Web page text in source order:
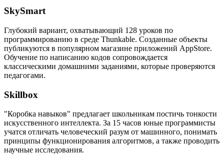
SkySmart
Глубокий вариант, охватывающий 128 уроков по
программированию в среде Thunkable. Созданные объекты
публикуются в популярном магазине приложений AppStore.
Обучение по написанию кодов сопровождается
классическими домашними заданиями, которые проверяются
педагогами.
Skillbox
"Коробка навыков" предлагает школьникам постичь тонкости
искусственного интеллекта. За 15 часов юные программисты
учатся отличать человеческий разум от машинного, понимать
принципы функционирования алгоритмов, а также проводить
научные исследования.